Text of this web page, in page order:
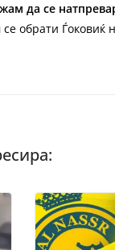
да се
се обрати Ѓоковиќ